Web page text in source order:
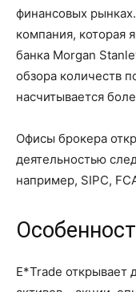
финансовых
компания, которая
банка Morgan
обзора количеств
насчитывается
Офисы брокера
деятельностью
например, SIPC,
E*Trade открывает